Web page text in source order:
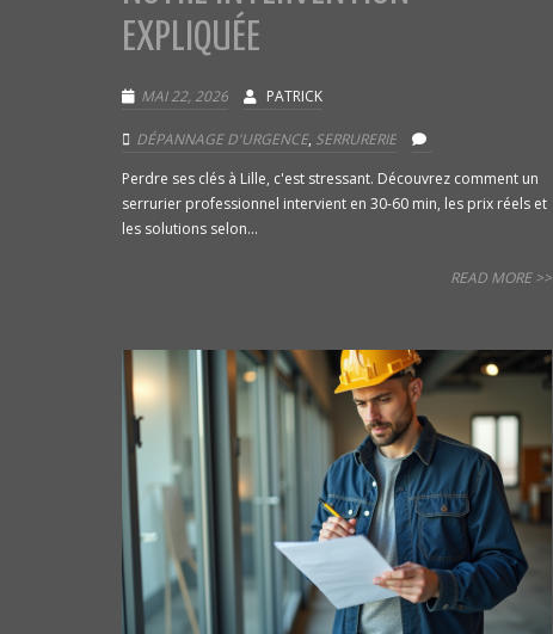
EXPLIQUÉE
MAI 22, 2026 PATRICK
DÉPANNAGE D'URGENCE, SERRURERIE
Perdre ses clés à Lille, c'est stressant. Découvrez comment un
serrurier professionnel intervient en 30-60 min, les prix réels et
les solutions selon...
READ MORE >>